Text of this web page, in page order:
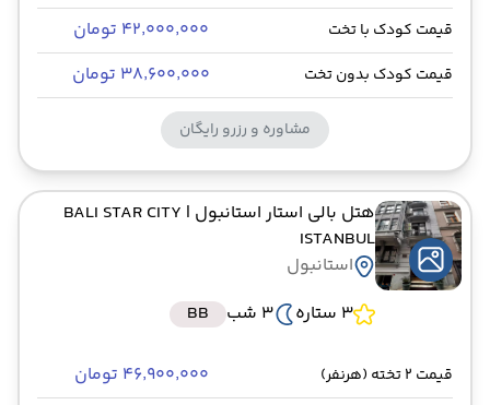
قیمت کودک با تخت ۴۲٬۰۰۰٬۰۰۰ تومان
قیمت کودک بدون تخت ۳۸٬۶۰۰٬۰۰۰ تومان
مشاوره و رزرو رایگان
هتل بالی استار استانبول | BALI STAR CITY
ISTANBUL
استانبول
3 ستاره
3 شب BB
قیمت 2 تخته (هرنفر) ۴۶٬۹۰۰٬۰۰۰ تومان